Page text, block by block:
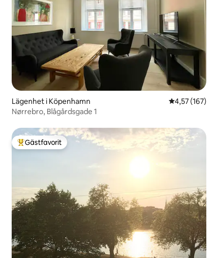
Lägenhet i Köpenhamn 4,57 av 5 i
4,57 (167)
Nørrebro, Blågårdsgade 1
Populär gästfavorit
Gästfavorit